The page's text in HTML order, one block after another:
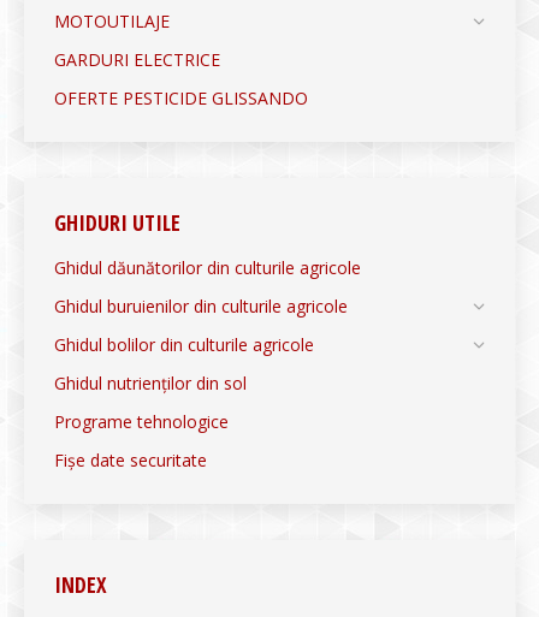
MOTOUTILAJE
GARDURI ELECTRICE
OFERTE PESTICIDE GLISSANDO
GHIDURI UTILE
Ghidul dăunătorilor din culturile agricole
Ghidul buruienilor din culturile agricole
Ghidul bolilor din culturile agricole
Ghidul nutrienților din sol
Programe tehnologice
Fișe date securitate
INDEX